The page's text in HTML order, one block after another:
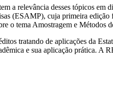
a relevância desses tópicos em
(ESAMP), cuja primeira
o tema Amostragem e Métodos
tratando de aplicações da
e sua aplicação prática. A